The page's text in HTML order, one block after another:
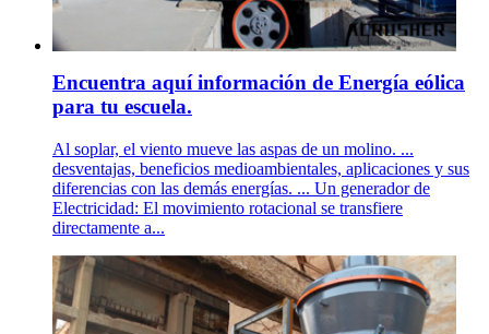
Encuentra aquí información de Energía eólica
para tu escuela.
Al soplar, el viento mueve las aspas de un molino. ...
desventajas, beneficios medioambientales, aplicaciones y sus
diferencias con las demás energías. ... Un generador de
Electricidad: El movimiento rotacional se transfiere
directamente a...